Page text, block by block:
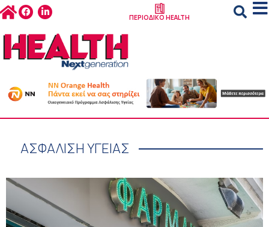
ΠΕΡΙΟΔΙΚΟ HEALTH
ΑΣΦΑΛΙΣΗ ΥΓΕΙΑΣ